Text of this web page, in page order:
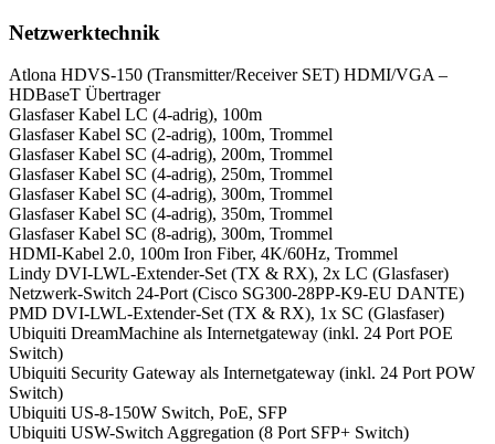
Netzwerktechnik
Atlona HDVS-150 (Transmitter/Receiver SET) HDMI/VGA –
HDBaseT Übertrager
Glasfaser Kabel LC (4-adrig), 100m
Glasfaser Kabel SC (2-adrig), 100m, Trommel
Glasfaser Kabel SC (4-adrig), 200m, Trommel
Glasfaser Kabel SC (4-adrig), 250m, Trommel
Glasfaser Kabel SC (4-adrig), 300m, Trommel
Glasfaser Kabel SC (4-adrig), 350m, Trommel
Glasfaser Kabel SC (8-adrig), 300m, Trommel
HDMI-Kabel 2.0, 100m Iron Fiber, 4K/60Hz, Trommel
Lindy DVI-LWL-Extender-Set (TX & RX), 2x LC (Glasfaser)
Netzwerk-Switch 24-Port (Cisco SG300-28PP-K9-EU DANTE)
PMD DVI-LWL-Extender-Set (TX & RX), 1x SC (Glasfaser)
Ubiquiti DreamMachine als Internetgateway (inkl. 24 Port POE
Switch)
Ubiquiti Security Gateway als Internetgateway (inkl. 24 Port POW
Switch)
Ubiquiti US-8-150W Switch, PoE, SFP
Ubiquiti USW-Switch Aggregation (8 Port SFP+ Switch)